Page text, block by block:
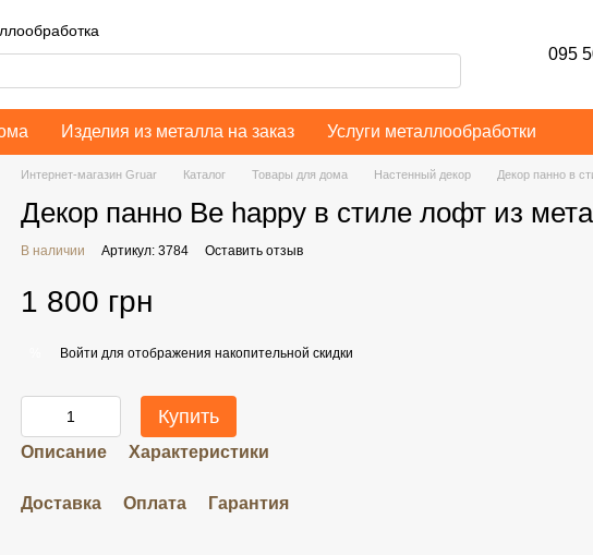
095
Изделия из металла на заказ Услуги металлообработки
Интернет-магазин Gruar Каталог Товары для дома Настенный декор Декор панно в
Декор панно Be happy в стиле лофт из
В наличии Артикул: 3784 Оставить отзыв
1 800 грн
Войти для отображения накопительной скидки
Купить
Описание Характеристики
Доставка Оплата Гарантия